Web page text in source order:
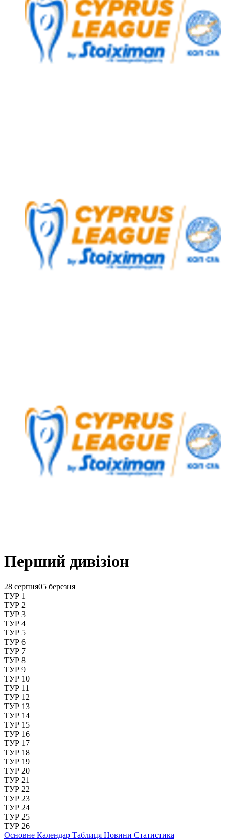
Перший дивізіон
28 серпня05 березня
ТУР 1
ТУР 2
ТУР 3
ТУР 4
ТУР 5
ТУР 6
ТУР 7
ТУР 8
ТУР 9
ТУР 10
ТУР 11
ТУР 12
ТУР 13
ТУР 14
ТУР 15
ТУР 16
ТУР 17
ТУР 18
ТУР 19
ТУР 20
ТУР 21
ТУР 22
ТУР 23
ТУР 24
ТУР 25
ТУР 26
Основне Календар Таблиця Новини Статистика